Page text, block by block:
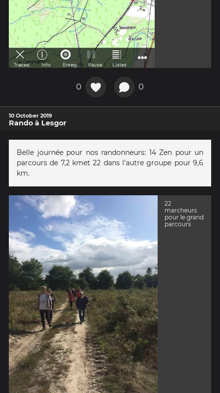
0 0
10 October 2019
Rando à Lesgor
Belle journée pour nos randonneurs: 14 Zen pour un
parcours de 7,2 kmet 22 dans l'autre groupe pour 9,6
km.
22
marcheurs
pour le grand
parcours